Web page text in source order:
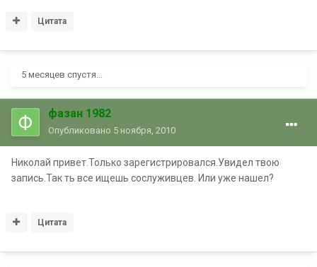
Цитата
5 месяцев спустя...
фазан 1982
Опубликовано 5 ноября, 2010
Николай привет.Только зарегистрировался.Увидел твою
запись.Так ть все ищешь сослуживцев. Или уже нашел?
Цитата